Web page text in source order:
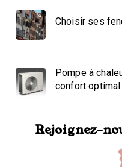
Choisir ses
Pompe à
confort optimal
Rejoignez-